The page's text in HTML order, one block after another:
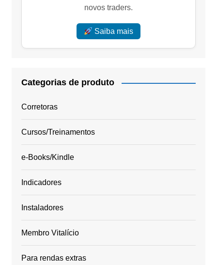
novos traders.
Saiba mais
Categorias de produto
Corretoras
Cursos/Treinamentos
e-Books/Kindle
Indicadores
Instaladores
Membro Vitalício
Para rendas extras